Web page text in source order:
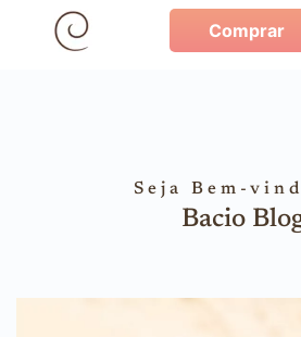
Comprar
Seja Bem-
Bacio